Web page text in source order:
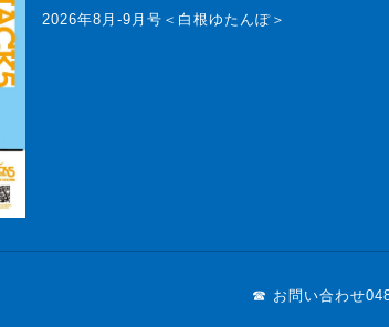
2026年8月-9月号＜白根ゆたんぽ＞
☎ お問い合わせ